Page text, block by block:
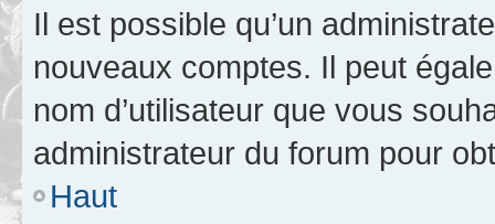
Il est possible qu’un
nouveaux comptes. Il peut
nom d’utilisateur que vous
administrateur du forum pour
Haut